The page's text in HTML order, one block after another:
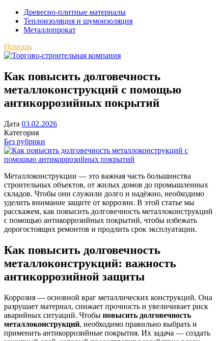
Древесно-плитные материалы
Теплоизоляция и шумоизоляция
Металлопрокат
Помощь
Как повысить долговечность
металлоконструкций с помощью
антикоррозийных покрытий
Дата 03.02.2026
Категория
Без рубрики
Металлоконструкции — это важная часть большинства
строительных объектов, от жилых домов до промышленных
складов. Чтобы они служили долго и надёжно, необходимо
уделить внимание защите от коррозии. В этой статье мы
расскажем, как повысить долговечность металлоконструкций
с помощью антикоррозийных покрытий, чтобы избежать
дорогостоящих ремонтов и продлить срок эксплуатации.
Как повысить долговечность
металлоконструкций: важность
антикоррозийной защиты
Коррозия — основной враг металлических конструкций. Она
разрушает материал, снижает прочность и увеличивает риск
аварийных ситуаций. Чтобы повысить долговечность
металлоконструкций, необходимо правильно выбрать и
применить антикоррозийные покрытия. Их задача — создать